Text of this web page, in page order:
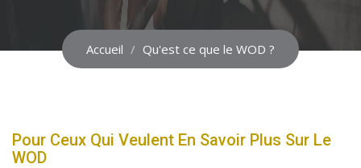
Accueil Qu'est ce que le WOD ?
Pour Ceux Qui Veulent En Savoir Plus Sur Le
WOD